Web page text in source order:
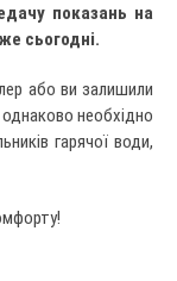
показань на
сьогодні.
або ви залишили
необхідно
гарячої води,